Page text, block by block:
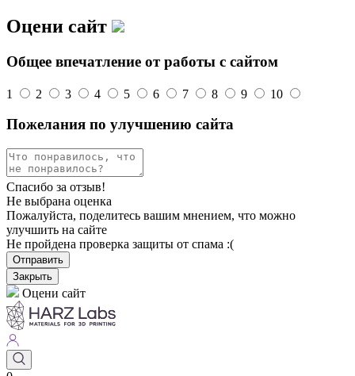
Оцени сайт
Общее впечатление от работы с сайтом
1 2 3 4 5 6 7 8 9 10
Пожелания по улучшению сайта
Спасибо за отзыв!
Не выбрана оценка
Пожалуйста, поделитесь вашим мнением, что можно
улучшить на сайте
Не пройдена проверка защиты от спама :(
Отправить
Закрыть
Оцени сайт